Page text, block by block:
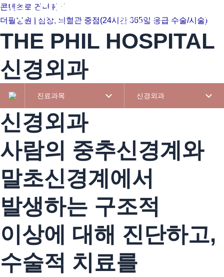
콘텐츠로 건너뛰기
더필병원 | 심장, 뇌혈관 중점(24시간 365일 응급 수술/시술)
병원소개 진료
THE PHIL HOSPITAL
신경외과
진료과목 신경외과
신경외과
사람의 중추신경계와
말초신경계에서
발생하는 구조적
이상에 대해 진단하고,
수술적 치료를